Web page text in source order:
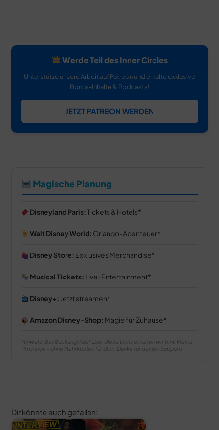
Werde Teil des Inner Circles
Unterstütze unsere Arbeit auf Patreon und erhalte exklusive
Bonus-Inhalte & Podcasts!
JETZT PATREON WERDEN
Magische Planung
Disneyland Paris:Tickets & Hotels
Walt Disney World: Orlando-Abenteuer
Disney Store: Exklusives Merchandise
Musical Tickets: Live-Entertainment
Disney+: Jetzt streamen
Amazon Disney-Shop: Magie für Zuhause
Hinweis: Bei Buchung/Kauf über diese Links erhalten wir eine kleine
Provision – ohne Mehrkosten für dich. Danke für deinen Support!
Dir könnte auch gefallen: